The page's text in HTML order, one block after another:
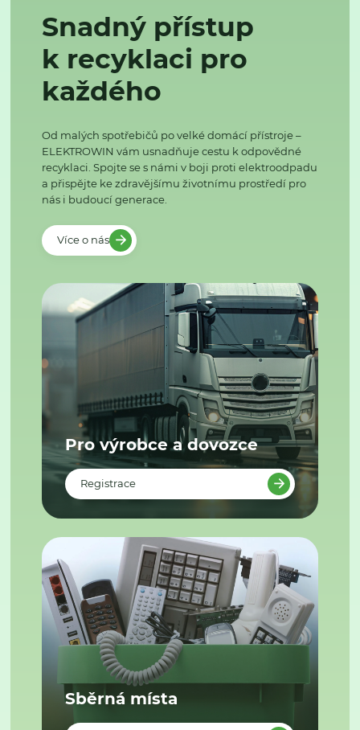
Snadný přístup
k recyklaci pro
každého
Od malých spotřebičů po velké domácí přístroje –
ELEKTROWIN vám usnadňuje cestu k odpovědné
recyklaci. Spojte se s námi v boji proti elektroodpadu
a přispějte ke zdravějšímu životnímu prostředí pro
nás i budoucí generace.
Více o nás
Pro výrobce a dovozce
Registrace
Sběrná místa